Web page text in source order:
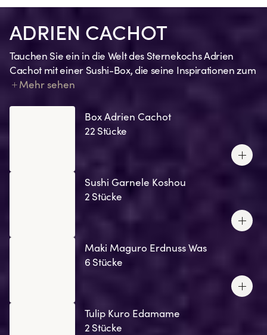
ADRIEN CACHOT
Tauchen Sie ein in die Welt des Sternekochs Adrien
Cachot mit einer Sushi-Box, die seine Inspirationen zum
Ausdruck bringt. Jede Kreation spiegelt eine Erinnerung,
oder eine seiner charakteristischen Zutaten wider.
Mehr sehen
Box Adrien Cachot
22 Stücke
Sushi Garnele Koshou
2 Stücke
Maki Maguro Erdnuss Was
6 Stücke
Tulip Kuro Edamame
2 Stücke